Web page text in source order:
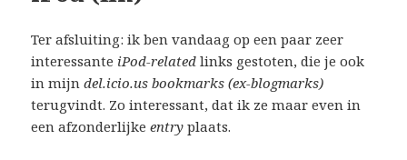
Ter afsluiting: ik ben vandaag op een paar zeer
interessante iPod-related links gestoten, die je ook
in mijndel.icio.us bookmarks (ex-blogmarks)
terugvindt. Zo interessant, dat ik ze maar even in
een afzonderlijkeentry plaats.